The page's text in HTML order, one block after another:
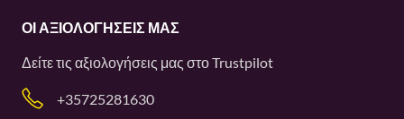
ΟΙ ΑΞΙΟΛΟΓΉΣΕΙΣ ΜΑΣ
Δείτε τις αξιολογήσεις μας στοTrustpilot
+35725281630